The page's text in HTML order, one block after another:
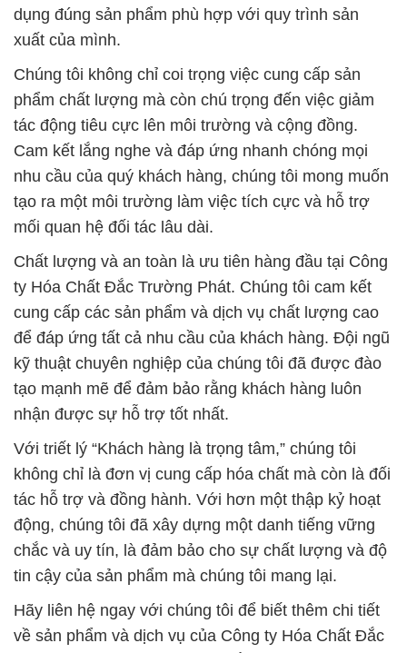
dụng đúng sản phẩm phù hợp với quy trình sản
xuất của mình.
Chúng tôi không chỉ coi trọng việc cung cấp sản
phẩm chất lượng mà còn chú trọng đến việc giảm
tác động tiêu cực lên môi trường và cộng đồng.
Cam kết lắng nghe và đáp ứng nhanh chóng mọi
nhu cầu của quý khách hàng, chúng tôi mong muốn
tạo ra một môi trường làm việc tích cực và hỗ trợ
mối quan hệ đối tác lâu dài.
Chất lượng và an toàn là ưu tiên hàng đầu tại Công
ty Hóa Chất Đắc Trường Phát. Chúng tôi cam kết
cung cấp các sản phẩm và dịch vụ chất lượng cao
để đáp ứng tất cả nhu cầu của khách hàng. Đội ngũ
kỹ thuật chuyên nghiệp của chúng tôi đã được đào
tạo mạnh mẽ để đảm bảo rằng khách hàng luôn
nhận được sự hỗ trợ tốt nhất.
Với triết lý “Khách hàng là trọng tâm,” chúng tôi
không chỉ là đơn vị cung cấp hóa chất mà còn là đối
tác hỗ trợ và đồng hành. Với hơn một thập kỷ hoạt
động, chúng tôi đã xây dựng một danh tiếng vững
chắc và uy tín, là đảm bảo cho sự chất lượng và độ
tin cậy của sản phẩm mà chúng tôi mang lại.
Hãy liên hệ ngay với chúng tôi để biết thêm chi tiết
về sản phẩm và dịch vụ của Công ty Hóa Chất Đắc